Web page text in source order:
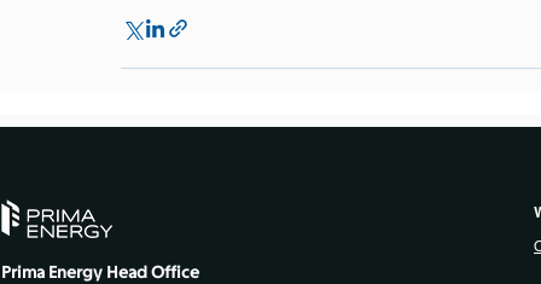
Prima Energy Head Office